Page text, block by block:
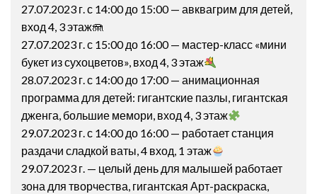
27.07.2023 г. с 14:00 до 15:00 — авквагрим для детей,
вход 4, 3 этаж🪼
27.07.2023 г. с 15:00 до 16:00 — мастер-класс «мини
букет из сухоцветов», вход 4, 3 этаж
28.07.2023 г. с 14:00 до 17:00 — анимационная
программа для детей: гигантские пазлы, гигантская
дженга, большие мемори, вход 4, 3 этаж
29.07.2023 г. с 14:00 до 16:00 — работает станция
раздачи сладкой ваты, 4 вход, 1 этаж
29.07.2023 г. — целый день для малышей работает
зона для творчества, гигантская Арт-раскраска,